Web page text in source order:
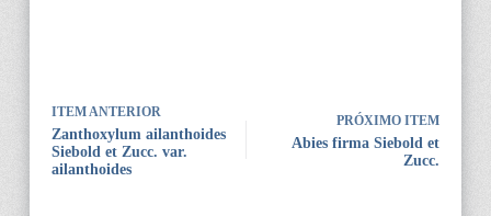
ITEM ANTERIOR
Zanthoxylum ailanthoides
Siebold et Zucc. var.
ailanthoides
PRÓXIMO ITEM
Abies firma Siebold et
Zucc.